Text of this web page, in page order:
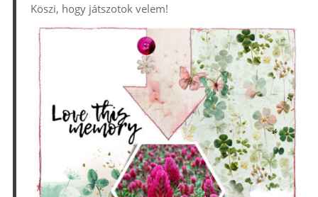
Köszi, hogy játszotok velem!